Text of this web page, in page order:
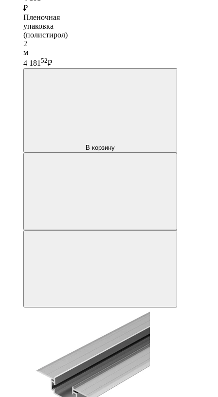
₽
Пленочная
упаковка
(полистирол)
2
м
4 181 52₽
В корзину